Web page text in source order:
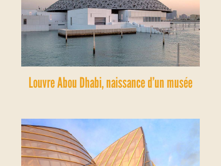
Louvre Abou Dhabi, naissance d’un musée